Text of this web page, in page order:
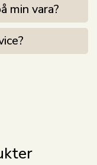
min vara?